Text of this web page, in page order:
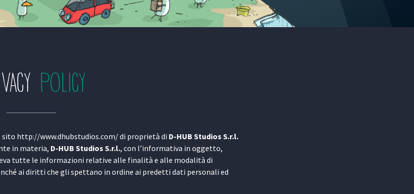
POLICY
http://www.dhubstudios.com/ di proprietà di D-HUB Studios S.r.l.
in materia, D-HUB Studios S.r.l., con l’informativa in oggetto,
tutte le informazioni relative alle finalità e alle modalità di
ai diritti che gli spettano in ordine ai predetti dati personali ed